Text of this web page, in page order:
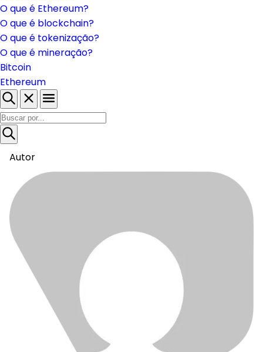
O que é Ethereum?
O que é blockchain?
O que é tokenização?
O que é mineração?
Bitcoin
Ethereum
Autor